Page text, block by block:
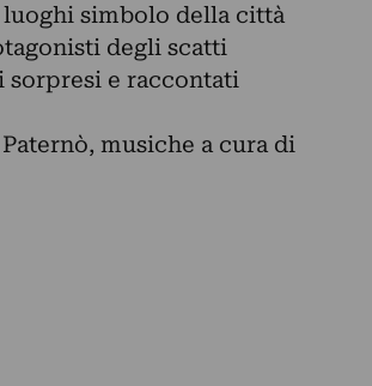
simbolo della città
degli scatti
sorpresi e raccontati
musiche a cura di